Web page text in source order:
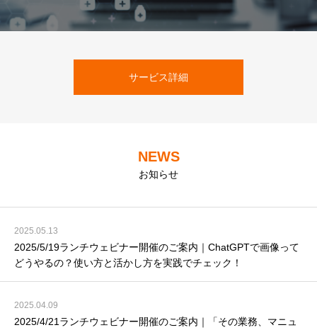
サービス詳細
NEWS
お知らせ
2025.05.13
2025/5/19ランチウェビナー開催のご案内｜ChatGPTで画像って
どうやるの？使い方と活かし方を実践でチェック！
2025.04.09
2025/4/21ランチウェビナー開催のご案内｜「その業務、マニュ